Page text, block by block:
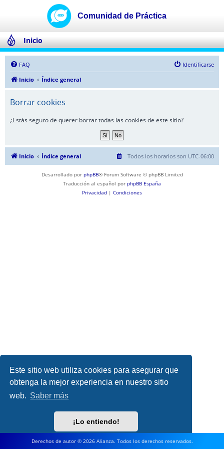
Este sitio web utiliza cookies para asegurar que
obtenga la mejor experiencia en nuestro sitio
web. Saber más
¡Lo entiendo!
Inicio
FAQ
Identificarse
Inicio
Índice general
Borrar cookies
¿Estás seguro de querer borrar todas las cookies de este sitio?
Inicio Índice general Todos los horarios son UTC-06:00
Desarrollado por phpBB® Forum Software © phpBB Limited
Traducción al español por phpBB España
Privacidad | Condiciones
Derechos de autor © 2026 Alianza. Todos los derechos reservados.